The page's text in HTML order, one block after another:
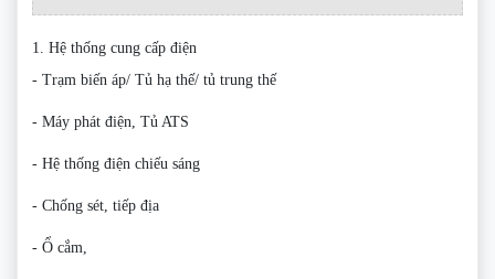
1. Hệ thống cung cấp điện
- Trạm biến áp/ Tủ hạ thế/ tủ trung thế
- Máy phát điện, Tủ ATS
- Hệ thống điện chiếu sáng
- Chống sét, tiếp địa
- Ổ cắm,